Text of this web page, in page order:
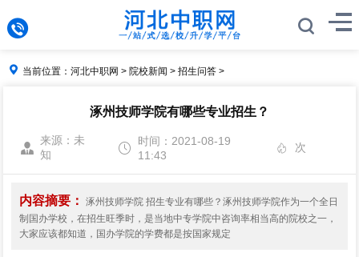
当前位置：河北中职网 > 院校新闻 >招生问答 >
涿州技师学院有哪些专业招生？
来源：未
知
时间：2021-08-19
11:43
次
内容摘要：
涿州技师学院 招生专业有哪些？涿州技师学院作为一个全日
制国办学校，在招生旺季时，是当地中专学院中咨询率相当高的院校之一，
大家应该都知道，国办学院的学费都是按国家规定